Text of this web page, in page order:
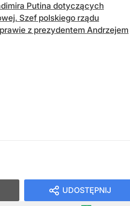
Putina dotyczących
Szef polskiego rządu
z prezydentem Andrzejem
UDOSTĘPNIJ